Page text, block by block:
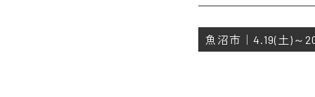
魚沼市｜4.19(土)～